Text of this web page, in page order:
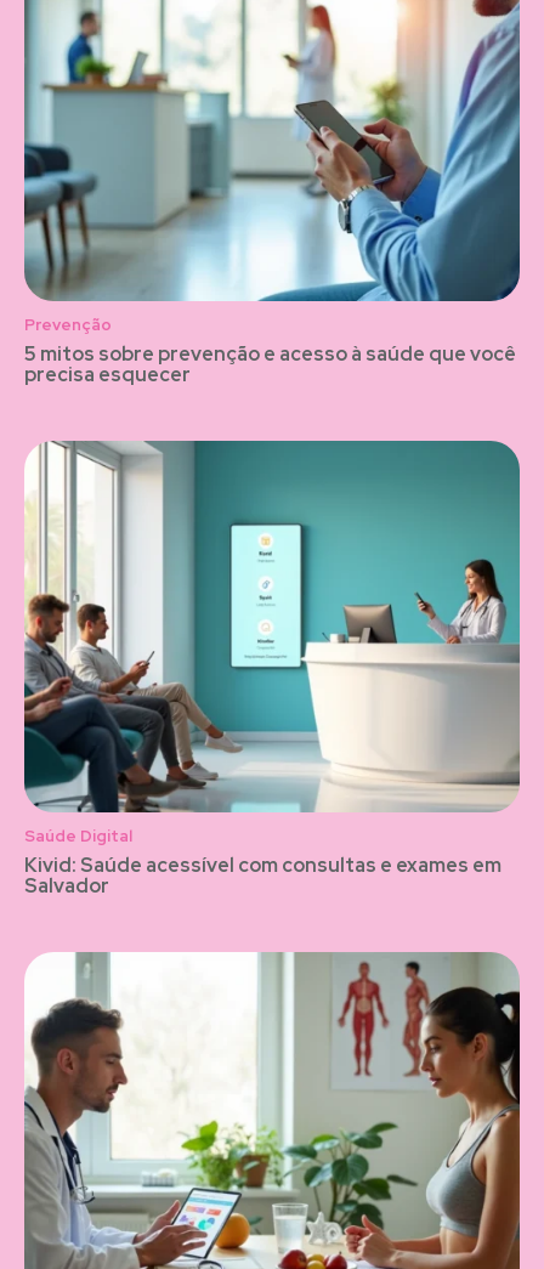
Prevenção
5 mitos sobre prevenção e acesso à saúde que você
precisa esquecer
Saúde Digital
Kivid: Saúde acessível com consultas e exames em
Salvador